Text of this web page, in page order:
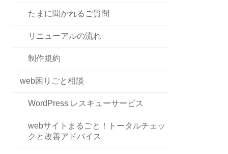
たまに聞かれるご質問
リニューアルの流れ
制作規約
web困りごと相談
WordPress レスキューサービス
webサイトまるごと！トータルチェッ
クと改善アドバイス